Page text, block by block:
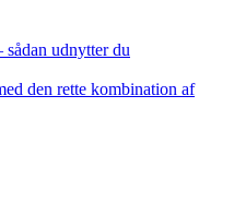
udnytter du
den rette kombination af